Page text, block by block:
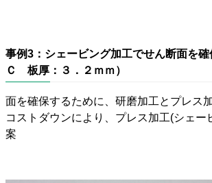
事例3：シェービング加工でせん断面を確
Ｃ 板厚：３．２ｍｍ）
面を確保するために、研磨加工とプレス
コストダウンにより、プレス加工(シェー
案